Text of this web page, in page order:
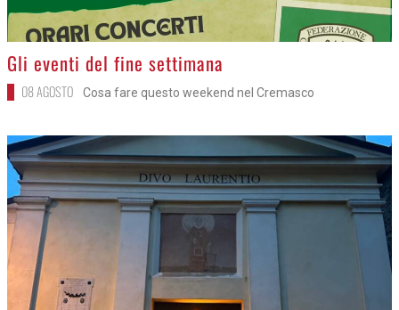
>
Gli eventi del fine settimana
08 AGOSTO Cosa fare questo weekend nel Cremasco